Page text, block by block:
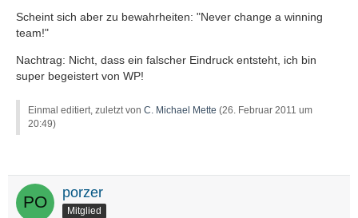
Scheint sich aber zu bewahrheiten: "Never change a winning
team!"
Nachtrag: Nicht, dass ein falscher Eindruck entsteht, ich bin
super begeistert von WP!
Einmal editiert, zuletzt von C. Michael Mette (26. Februar 2011 um
20:49)
porzer
Mitglied